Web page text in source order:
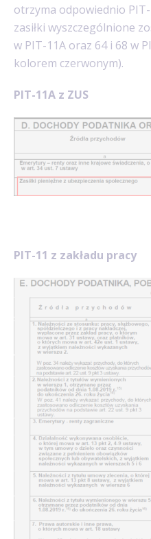
otrzyma odpowiednio PIT-
zasiłki wyszczególnione
w PIT-11A oraz 64 i 68 w
kolorem czerwonym).
PIT-11A z ZUS
PIT-11 z zakładu pracy